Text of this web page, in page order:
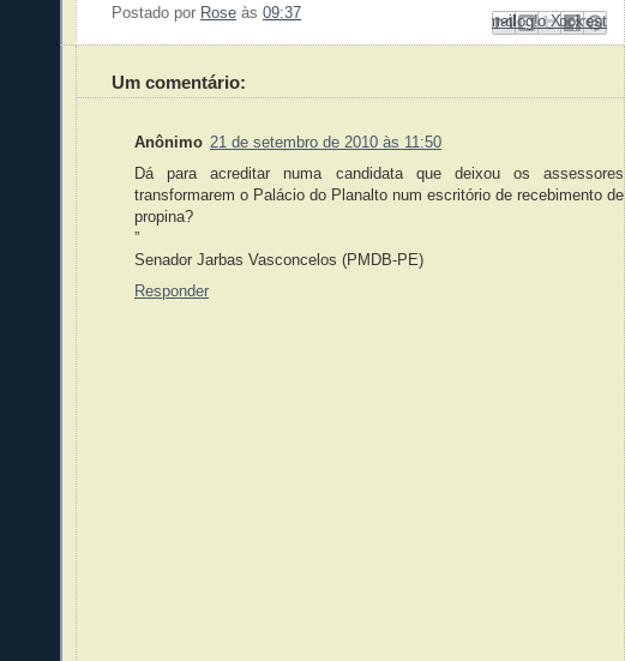
Postado por Rose às 09:37 Enviar por e-mail
Postar no blog!
Compartilhar no X
Compartilhar no Facebook
Compartilhar com o Pinterest
Um comentário:
Anônimo 21 de setembro de 2010 às 11:50
Dá para acreditar numa candidata que deixou os assessores
transformarem o Palácio do Planalto num escritório de recebimento de
propina?
”
Senador Jarbas Vasconcelos (PMDB-PE)
Responder